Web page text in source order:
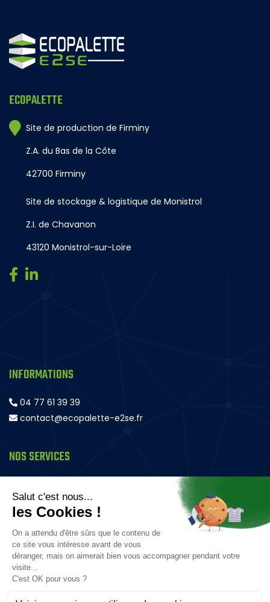
ECOPALETTE
Site de production de Firminy
Z.A. du Bas de la Côte
42700 Firminy
Site de stockage & logistique de Monistrol
Z.I. de Chavanon
43120 Monistrol-sur-Loire
INFORMATIONS
04 77 61 39 39
contact@ecopalette-e2se.fr
NOS SERVICES
Palette en bois
Rehausse bois – Magasin et Transport
Panneau bois
Caisse bois
Composteur en bois